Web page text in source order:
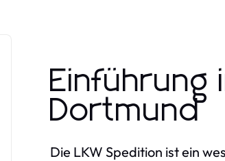
Einführung
Dortmund
Die LKW Spedition ist ein